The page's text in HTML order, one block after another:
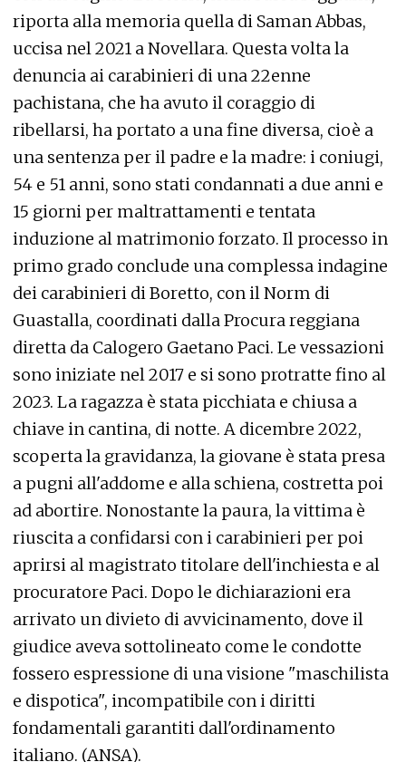
riporta alla memoria quella di Saman Abbas,
uccisa nel 2021 a Novellara. Questa volta la
denuncia ai carabinieri di una 22enne
pachistana, che ha avuto il coraggio di
ribellarsi, ha portato a una fine diversa, cioè a
una sentenza per il padre e la madre: i coniugi,
54 e 51 anni, sono stati condannati a due anni e
15 giorni per maltrattamenti e tentata
induzione al matrimonio forzato. Il processo in
primo grado conclude una complessa indagine
dei carabinieri di Boretto, con il Norm di
Guastalla, coordinati dalla Procura reggiana
diretta da Calogero Gaetano Paci. Le vessazioni
sono iniziate nel 2017 e si sono protratte fino al
2023. La ragazza è stata picchiata e chiusa a
chiave in cantina, di notte. A dicembre 2022,
scoperta la gravidanza, la giovane è stata presa
a pugni all'addome e alla schiena, costretta poi
ad abortire. Nonostante la paura, la vittima è
riuscita a confidarsi con i carabinieri per poi
aprirsi al magistrato titolare dell'inchiesta e al
procuratore Paci. Dopo le dichiarazioni era
arrivato un divieto di avvicinamento, dove il
giudice aveva sottolineato come le condotte
fossero espressione di una visione "maschilista
e dispotica", incompatibile con i diritti
fondamentali garantiti dall'ordinamento
italiano. (ANSA).